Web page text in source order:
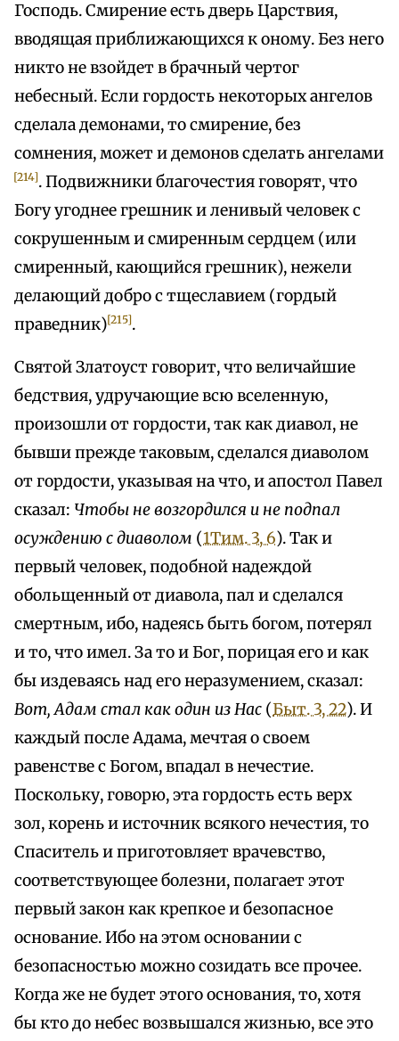
Господь. Смирение есть дверь Царствия,
вводящая приближающихся к оному. Без него
никто не взойдет в брачный чертог
небесный. Если гордость некоторых ангелов
сделала демонами, то смирение, без
сомнения, может и демонов сделать ангелами
[214]. Подвижники благочестия говорят, что
Богу угоднее грешник и ленивый человек с
сокрушенным и смиренным сердцем (или
смиренный, кающийся грешник), нежели
делающий добро с тщеславием (гордый
праведник)[215].
Святой Златоуст говорит, что величайшие
бедствия, удручающие всю вселенную,
произошли от гордости, так как диавол, не
бывши прежде таковым, сделался диаволом
от гордости, указывая на что, и апостол Павел
сказал: Чтобы не возгордился и не подпал
осуждению с диаволом (1Тим. 3, 6). Так и
первый человек, подобной надеждой
обольщенный от диавола, пал и сделался
смертным, ибо, надеясь быть богом, потерял
и то, что имел. За то и Бог, порицая его и как
бы издеваясь над его неразумением, сказал:
Вот, Адам стал как один из Нас (Быт. 3, 22). И
каждый после Адама, мечтая о своем
равенстве с Богом, впадал в нечестие.
Поскольку, говорю, эта гордость есть верх
зол, корень и источник всякого нечестия, то
Спаситель и приготовляет врачевство,
соответствующее болезни, полагает этот
первый закон как крепкое и безопасное
основание. Ибо на этом основании с
безопасностью можно созидать все прочее.
Когда же не будет этого основания, то, хотя
бы кто до небес возвышался жизнью, все это